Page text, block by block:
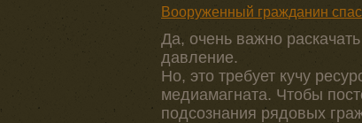
Вооруженный гражданин
Да, очень важно
давление.
Но, это требует кучу
медиамагната. Чтобы
подсознания рядовых